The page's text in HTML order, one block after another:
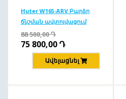
Huter W165-ARV Բարձր
ճնշման ավտոլվացում
165բ/1900Վտ
88 500,00Դ
75 800,00Դ
Ավելացնել